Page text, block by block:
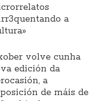
a
volve cunha
edición da
a
de máis de